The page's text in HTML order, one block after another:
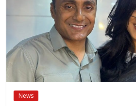
News